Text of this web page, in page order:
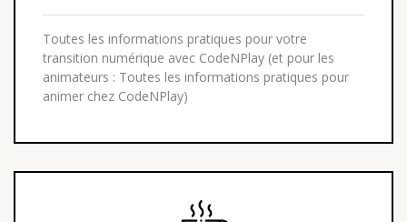
Toutes les informations pratiques pour votre
transition numérique avec CodeNPlay (et pour les
animateurs : Toutes les informations pratiques pour
animer chez CodeNPlay)